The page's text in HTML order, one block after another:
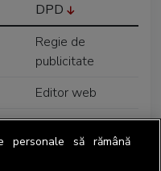
DPD
Regie de
publicitate
Editor web
-
să rămână